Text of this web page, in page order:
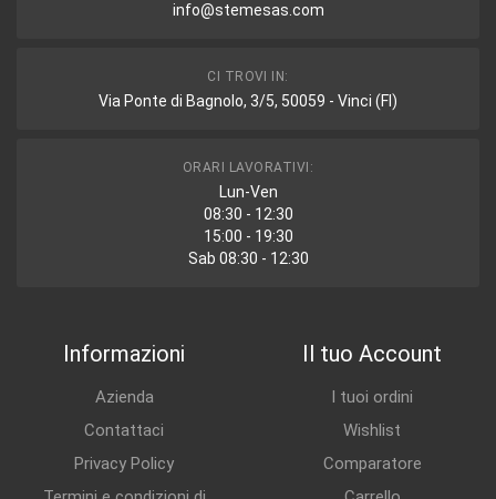
info@stemesas.com
CI TROVI IN:
Via Ponte di Bagnolo, 3/5, 50059 - Vinci (FI)
ORARI LAVORATIVI:
Lun-Ven
08:30 - 12:30
15:00 - 19:30
Sab 08:30 - 12:30
Informazioni
Azienda
Contattaci
Privacy Policy
Il tuo Account
I tuoi ordini
Wishlist
Comparatore